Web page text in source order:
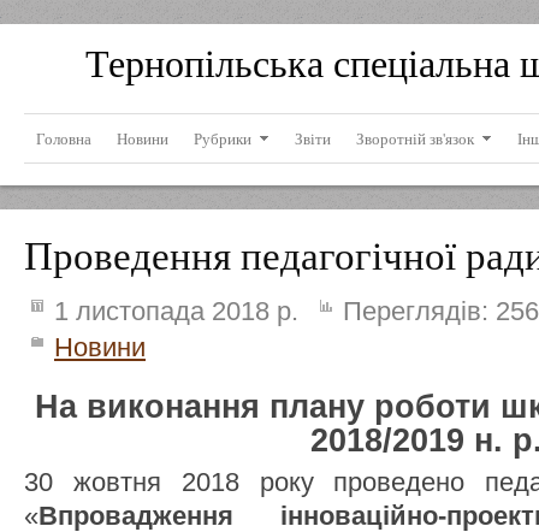
Тернопільська спеціальна
Головна Новини Рубрики Звіти Зворотній зв'язок
Проведення педагогічної
1 листопада 2018 р. Переглядів:
Новини
На виконання плану роботи
2018/2019 н.
30 жовтня 2018 року проведено
«Впровадження інноваційно-